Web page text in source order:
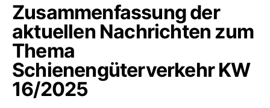
Zusammenfassung der
aktuellen Nachrichten zum
Thema
Schienengüterverkehr KW
16/2025